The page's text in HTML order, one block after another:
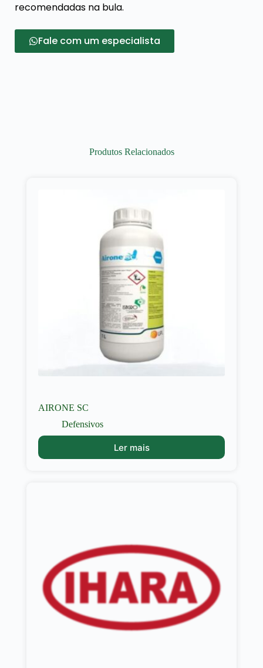
recomendadas na bula.
Fale com um especialista
Produtos Relacionados
AIRONE SC
Defensivos
Ler mais